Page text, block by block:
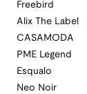
Freebird
Alix The Label
CASAMODA
PME Legend
Esqualo
Neo Noir